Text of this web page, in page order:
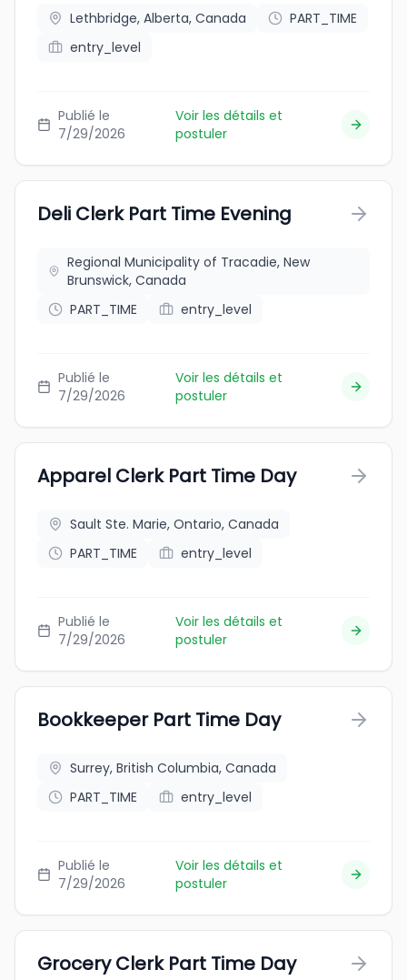
Lethbridge, Alberta, Canada
PART_TIME
entry_level
Publié le
7/29/2026
Voir les détails et
postuler
Deli Clerk Part Time Evening
Regional Municipality of Tracadie, New
Brunswick, Canada
PART_TIME
entry_level
Publié le
7/29/2026
Voir les détails et
postuler
Apparel Clerk Part Time Day
Sault Ste. Marie, Ontario, Canada
PART_TIME
entry_level
Publié le
7/29/2026
Voir les détails et
postuler
Bookkeeper Part Time Day
Surrey, British Columbia, Canada
PART_TIME
entry_level
Publié le
7/29/2026
Voir les détails et
postuler
Grocery Clerk Part Time Day